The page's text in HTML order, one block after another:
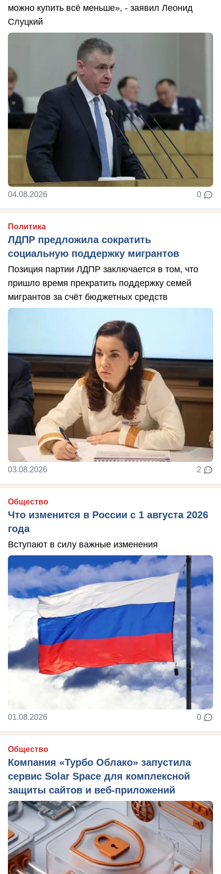
можно купить всё меньше», - заявил Леонид
Слуцкий
04.08.2026 0
Политика
ЛДПР предложила сократить
социальную поддержку мигрантов
Позиция партии ЛДПР заключается в том, что
пришло время прекратить поддержку семей
мигрантов за счёт бюджетных средств
03.08.2026 2
Общество
Что изменится в России с 1 августа 2026
года
Вступают в силу важные изменения
01.08.2026 0
Общество
Компания «Турбо Облако» запустила
сервис Solar Space для комплексной
защиты сайтов и веб-приложений